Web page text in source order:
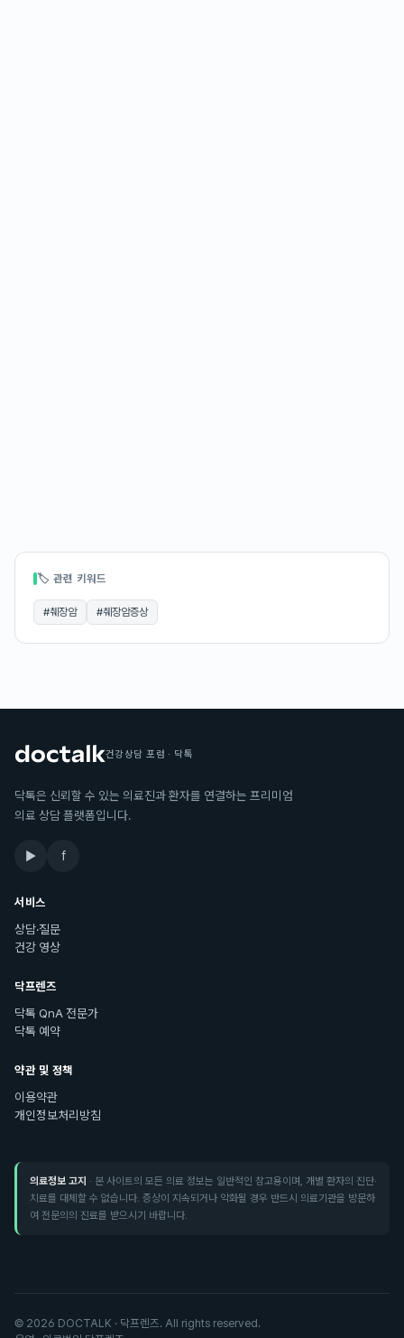
🏷 관련 키워드
#췌장암 #췌장암증상
건강상담 포럼 · 닥톡
닥톡은 신뢰할 수 있는 의료진과 환자를 연결하는 프리미엄
의료 상담 플랫폼입니다.
▶ f
서비스
상담·질문
건강 영상
닥프렌즈
닥톡 QnA 전문가
닥톡 예약
약관 및 정책
이용약관
개인정보처리방침
의료정보 고지 · 본 사이트의 모든 의료 정보는 일반적인 참고용이며, 개별 환자의 진단·
치료를 대체할 수 없습니다. 증상이 지속되거나 악화될 경우 반드시 의료기관을 방문하
여 전문의의 진료를 받으시기 바랍니다.
© 2026 DOCTALK · 닥프렌즈. All rights reserved.